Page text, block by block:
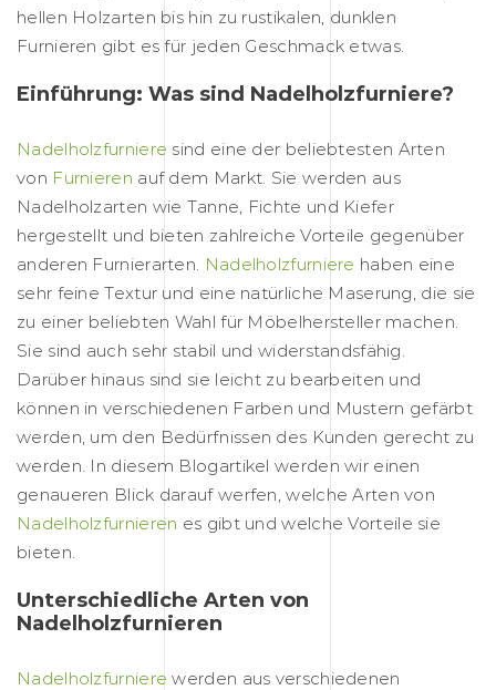
hellen Holzarten bis hin zu rustikalen, dunklen
Furnieren gibt es für jeden Geschmack etwas.
Einführung: Was sind Nadelholzfurniere?
Nadelholzfurniere sind eine der beliebtesten Arten
von Furnieren auf dem Markt. Sie werden aus
Nadelholzarten wie Tanne, Fichte und Kiefer
hergestellt und bieten zahlreiche Vorteile gegenüber
anderen Furnierarten. Nadelholzfurniere haben eine
sehr feine Textur und eine natürliche Maserung, die sie
zu einer beliebten Wahl für Möbelhersteller machen.
Sie sind auch sehr stabil und widerstandsfähig.
Darüber hinaus sind sie leicht zu bearbeiten und
können in verschiedenen Farben und Mustern gefärbt
werden, um den Bedürfnissen des Kunden gerecht zu
werden. In diesem Blogartikel werden wir einen
genaueren Blick darauf werfen, welche Arten von
Nadelholzfurnieren es gibt und welche Vorteile sie
bieten.
Unterschiedliche Arten von
Nadelholzfurnieren
Nadelholzfurniere werden aus verschiedenen